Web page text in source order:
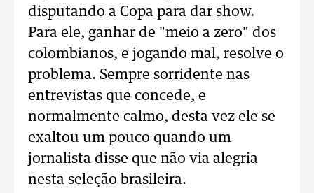
disputando a Copa para dar show.
Para ele, ganhar de "meio a zero" dos
colombianos, e jogando mal, resolve o
problema. Sempre sorridente nas
entrevistas que concede, e
normalmente calmo, desta vez ele se
exaltou um pouco quando um
jornalista disse que não via alegria
nesta seleção brasileira.